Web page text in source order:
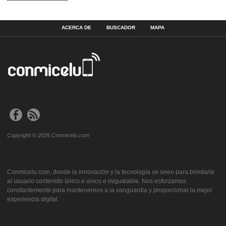
ACERCA DE BUSCADOR MAPA
Copyright © 2026 Conmicelu.com
Conmicelu.com, donde la innovación y la tecnología se unen para brindarle
al usuario contenido único e único e inigualable. Nos esforzamos
constantemente para mantenernos a la vanguardia y proporcionar la mejor
experiencia digital.